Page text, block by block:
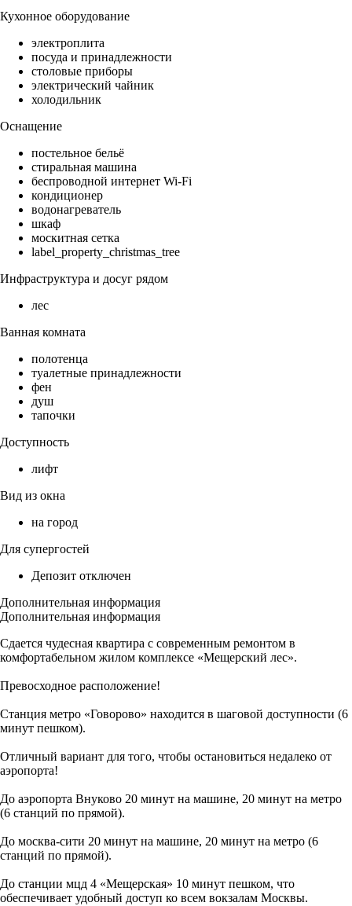
Кухонное оборудование
электроплита
посуда и принадлежности
столовые приборы
электрический чайник
холодильник
Оснащение
постельное бельё
стиральная машина
беспроводной интернет Wi-Fi
кондиционер
водонагреватель
шкаф
москитная сетка
label_property_christmas_tree
Инфраструктура и досуг рядом
лес
Ванная комната
полотенца
туалетные принадлежности
фен
душ
тапочки
Доступность
лифт
Вид из окна
на город
Для супергостей
Депозит отключен
Дополнительная информация
Дополнительная информация
Сдается чудесная квартира с современным ремонтом в
комфортабельном жилом комплексе «Мещерский лес».
Превосходное расположение!
Станция метро «Говорово» находится в шаговой доступности (6
минут пешком).
Отличный вариант для того, чтобы остановиться недалеко от
аэропорта!
До аэропорта Внуково 20 минут на машине, 20 минут на метро
(6 станций по прямой).
До москва-сити 20 минут на машине, 20 минут на метро (6
станций по прямой).
До станции мцд 4 «Мещерская» 10 минут пешком, что
обеспечивает удобный доступ ко всем вокзалам Москвы.